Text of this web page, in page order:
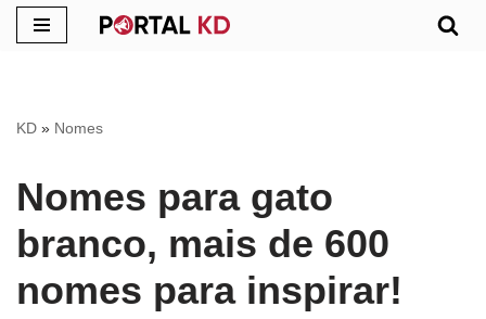
conteúdo
KD » Nomes
Nomes para gato
branco, mais de 600
nomes para inspirar!